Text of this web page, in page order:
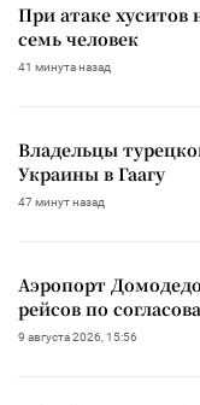
При атаке
семь человек
41 минута назад
Владельцы
Украины в Гаагу
47 минут назад
Аэропорт
рейсов по
9 августа 2026, 15:56